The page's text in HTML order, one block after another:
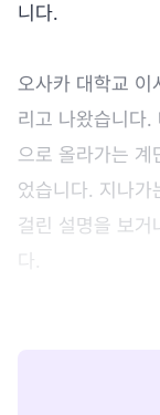
니다.
오사카 대학교 이
리고 나왔습니다
으로 올라가는 계
었습니다. 지나가
걸린 설명을 보거
다.